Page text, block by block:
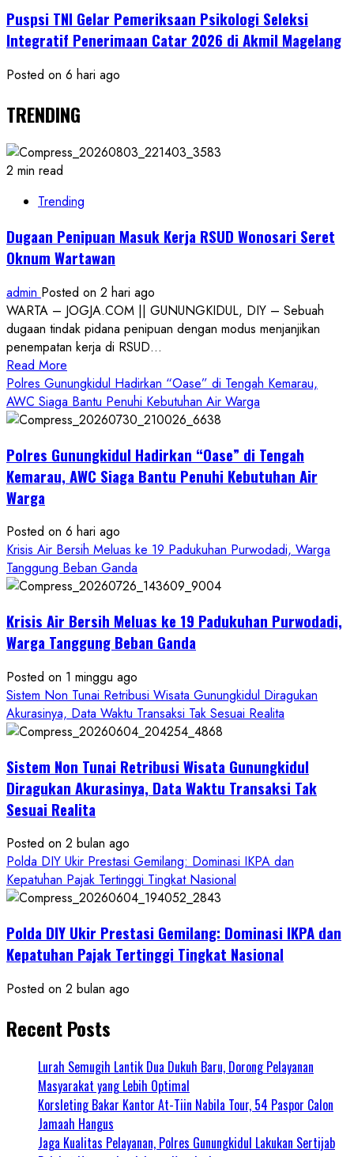
Puspsi TNI Gelar Pemeriksaan Psikologi Seleksi
Integratif Penerimaan Catar 2026 di Akmil Magelang
Posted on 6 hari ago
TRENDING
2 min read
Trending
Dugaan Penipuan Masuk Kerja RSUD Wonosari Seret
Oknum Wartawan
admin Posted on 2 hari ago
WARTA – JOGJA.COM || GUNUNGKIDUL, DIY – Sebuah
dugaan tindak pidana penipuan dengan modus menjanjikan
penempatan kerja di RSUD...
Read More
more
about
Dugaan
Masuk
Kerja
Seret
Oknum
Wartawan
Polres Gunungkidul Hadirkan “Oase” di Tengah Kemarau,
AWC Siaga Bantu Penuhi Kebutuhan Air Warga
Polres Gunungkidul Hadirkan “Oase” di Tengah
Kemarau, AWC Siaga Bantu Penuhi Kebutuhan Air
Warga
Posted on 6 hari ago
Krisis Air Bersih Meluas ke 19 Padukuhan Purwodadi, Warga
Tanggung Beban Ganda
Krisis Air Bersih Meluas ke 19 Padukuhan Purwodadi,
Warga Tanggung Beban Ganda
Posted on 1 minggu ago
Sistem Non Tunai Retribusi Wisata Gunungkidul Diragukan
Akurasinya, Data Waktu Transaksi Tak Sesuai Realita
Sistem Non Tunai Retribusi Wisata Gunungkidul
Diragukan Akurasinya, Data Waktu Transaksi Tak
Sesuai Realita
Posted on 2 bulan ago
Polda DIY Ukir Prestasi Gemilang: Dominasi IKPA dan
Kepatuhan Pajak Tertinggi Tingkat Nasional
Polda DIY Ukir Prestasi Gemilang: Dominasi IKPA dan
Kepatuhan Pajak Tertinggi Tingkat Nasional
Posted on 2 bulan ago
Recent Posts
Lurah Semugih Lantik Dua Dukuh Baru, Dorong Pelayanan
Masyarakat yang Lebih Optimal
Korsleting Bakar Kantor At-Tiin Nabila Tour, 54 Paspor Calon
Jamaah Hangus
Jaga Kualitas Pelayanan, Polres Gunungkidul Lakukan Sertijab